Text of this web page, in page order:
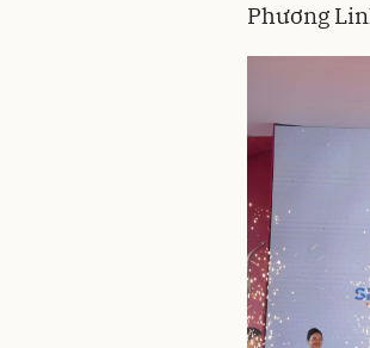
Phương